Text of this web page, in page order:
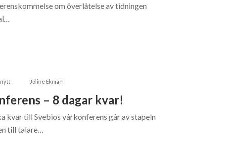
om överlåtelse av tidningen
Joline Ekman
– 8 dagar kvar!
kvar till Svebios vårkonferens går av stapeln
till talare…